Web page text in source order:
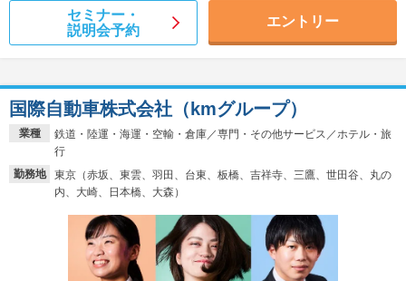
セミナー・
説明会予約
エントリー
業種
鉄道・陸運・海運・空輸・倉庫／専門・その他サービス／ホテル・旅
行
勤務地
東京（赤坂、東雲、羽田、台東、板橋、吉祥寺、三鷹、世田谷、丸の
内、大崎、日本橋、大森）
国際自動車株式会社（kmグループ）